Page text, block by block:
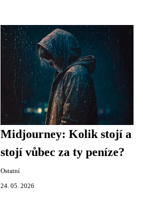
Midjourney: Kolik stojí a
stojí vůbec za ty peníze?
Ostatní
24. 05. 2026